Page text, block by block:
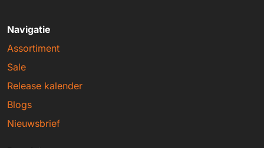
Navigatie
Assortiment
Sale
Release kalender
Blogs
Nieuwsbrief